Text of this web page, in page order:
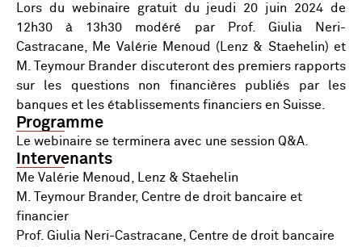
Lors du webinaire gratuit du jeudi 20 juin 2024 de
12h30 à 13h30 modéré par Prof. Giulia Neri-
Castracane, Me Valérie Menoud (Lenz & Staehelin) et
M. Teymour Brander discuteront des premiers rapports
sur les questions non financières publiés par les
banques et les établissements financiers en Suisse.
Programme
Le webinaire se terminera avec une session Q&A.
Intervenants
Me Valérie Menoud, Lenz & Staehelin
M. Teymour Brander, Centre de droit bancaire et
financier
Prof. Giulia Neri-Castracane, Centre de droit bancaire